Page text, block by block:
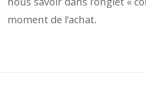
moment de l’achat.